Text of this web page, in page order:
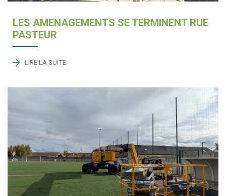
LES AMENAGEMENTS SE TERMINENT RUE
PASTEUR
LIRE LA SUITE